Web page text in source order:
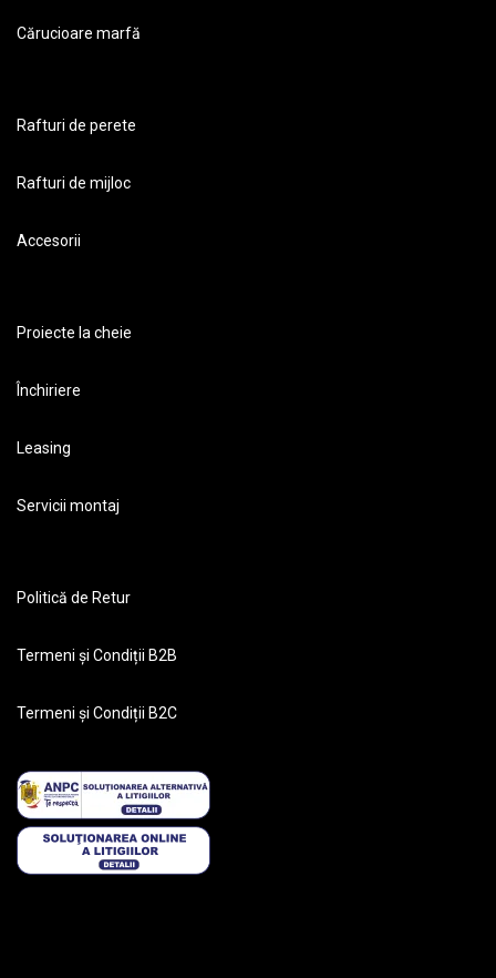
Cărucioare marfă
Rafturi de perete
Rafturi de mijloc
Accesorii
Proiecte la cheie
Închiriere
Leasing
Servicii montaj
Politică de Retur
Termeni și Condiții B2B
Termeni și Condiții B2C